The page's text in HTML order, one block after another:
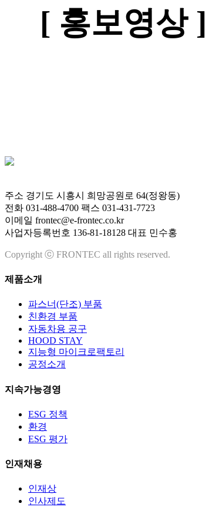
[ 홍보영상 ]
주소 경기도 시흥시 희망공원로 64(정왕동)
전화 031-488-4700 팩스 031-431-7723
이메일 frontec@e-frontec.co.kr
사업자등록번호 136-81-18128 대표 민수홍
Copyright ⓒ FRONTEC all rights reserved.
제품소개
파스너(단조) 부품
친환경 부품
자동차용 공구
HOOD STAY
지능형 마이크로팩토리
공정소개
지속가능경영
ESG 정책
환경
ESG 평가
인재채용
인재상
인사제도